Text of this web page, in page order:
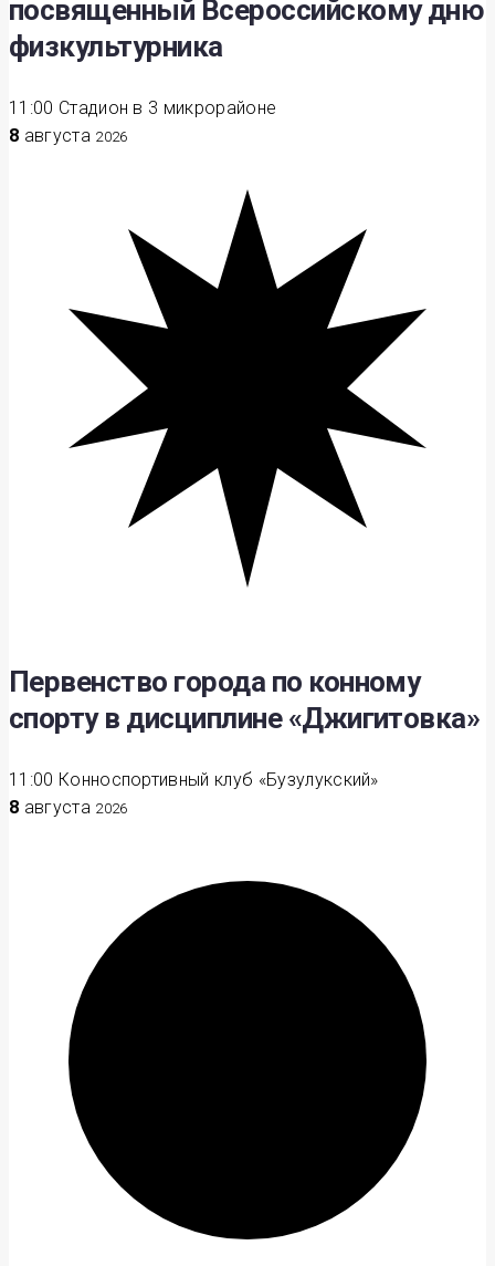
посвященный Всероссийскому дню
физкультурника
11:00 Стадион в 3 микрорайоне
8 августа 2026
Первенство города по конному
спорту в дисциплине «Джигитовка»
11:00 Конноспортивный клуб «Бузулукский»
8 августа 2026